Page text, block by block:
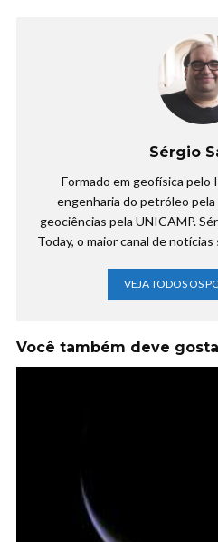
Sérgio
Formado em geofísica pelo
engenharia do petróleo
geociências pela UNICAMP.
Today, o maior canal de
VEJA TODOS OS
Você também deve